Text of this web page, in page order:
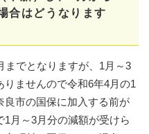
合はどうなります
でとなりますが、1月～3
りませんので令和6年4月の1
良市の国保に加入する前が
月～3月分の減額が受けら